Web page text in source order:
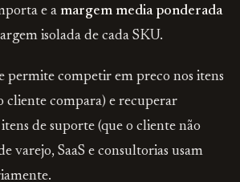
e a margem media ponderada
isolada de cada SKU.
permite competir em preco nos itens
cliente compara) e recuperar
de suporte (que o cliente não
varejo, SaaS e consultorias usam